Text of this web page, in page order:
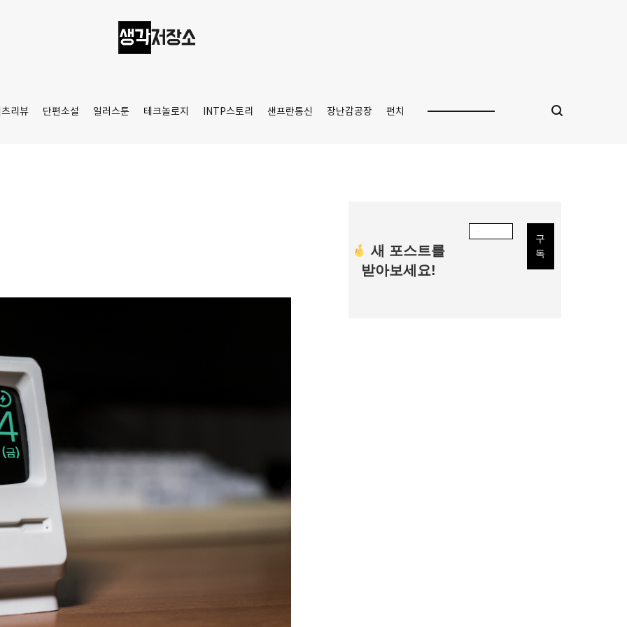
리뷰 단편소설 일러스툰 테크놀로지 INTP스토리 샌프란통신 장난감공장 펀치
새 포스트를
받아보세요!